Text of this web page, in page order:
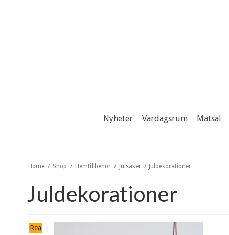
Nyheter Vardagsrum Matsal
Home / Shop / Hemtillbehör / Julsaker / Juldekorationer
Juldekorationer
Rea